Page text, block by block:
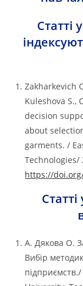
Статті
Zakharkevich
Kuleshova S.,
decision
about
garments. /
Technologies/
https://
А. Дякова О.
Вибір